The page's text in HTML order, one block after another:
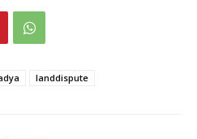
landdispute